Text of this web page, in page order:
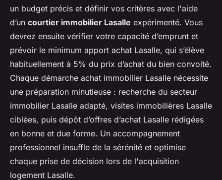
un budget précis et définir vos critères avec l'aide
d’un courtier immobilier Lasalle expérimenté. Vous
devrez ensuite vérifier votre capacité d’emprunt et
prévoir le minimum apport achat Lasalle, qui s’élève
habituellement à 5% du prix d’achat du bien convoité.
Chaque démarche achat immobilier Lasalle nécessite
une préparation minutieuse : recherche du secteur
immobilier Lasalle adapté, visites immobilières Lasalle
ciblées, puis dépôt d’offres d’achat Lasalle rédigées
en bonne et due forme. Un accompagnement
professionnel insuffle de la sérénité et optimise
chaque prise de décision lors de l'acquisition
logement Lasalle.